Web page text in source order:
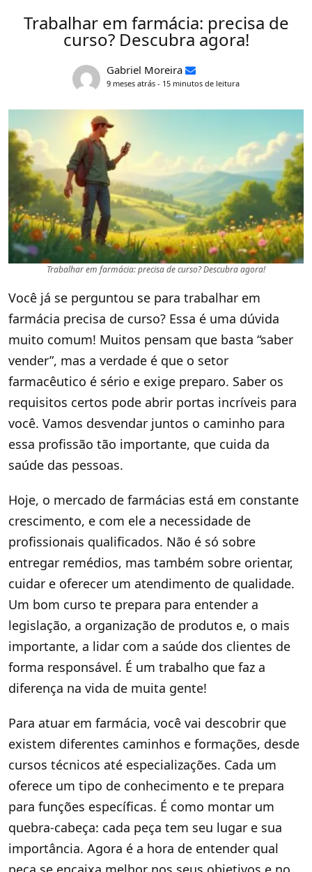
Trabalhar em farmácia: precisa de
curso? Descubra agora!
Gabriel Moreira
9 meses atrás - 15 minutos de leitura
Trabalhar em farmácia: precisa de curso? Descubra agora!
Você já se perguntou se para trabalhar em
farmácia precisa de curso? Essa é uma dúvida
muito comum! Muitos pensam que basta “saber
vender”, mas a verdade é que o setor
farmacêutico é sério e exige preparo. Saber os
requisitos certos pode abrir portas incríveis para
você. Vamos desvendar juntos o caminho para
essa profissão tão importante, que cuida da
saúde das pessoas.
Hoje, o mercado de farmácias está em constante
crescimento, e com ele a necessidade de
profissionais qualificados. Não é só sobre
entregar remédios, mas também sobre orientar,
cuidar e oferecer um atendimento de qualidade.
Um bom curso te prepara para entender a
legislação, a organização de produtos e, o mais
importante, a lidar com a saúde dos clientes de
forma responsável. É um trabalho que faz a
diferença na vida de muita gente!
Para atuar em farmácia, você vai descobrir que
existem diferentes caminhos e formações, desde
cursos técnicos até especializações. Cada um
oferece um tipo de conhecimento e te prepara
para funções específicas. É como montar um
quebra-cabeça: cada peça tem seu lugar e sua
importância. Agora é a hora de entender qual